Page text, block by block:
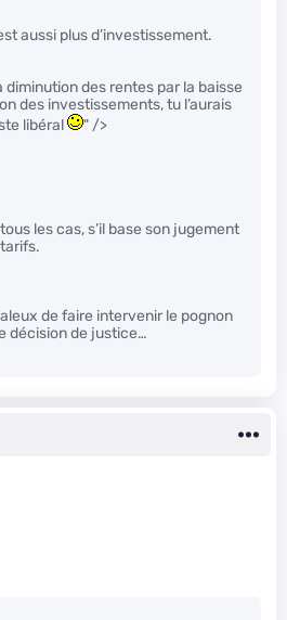
aussi plus d’investissement.
des rentes par la baisse
des investissements, tu l’aurais
libéral
" />
les cas, s’il base son jugement
de faire intervenir le pognon
décision de justice…